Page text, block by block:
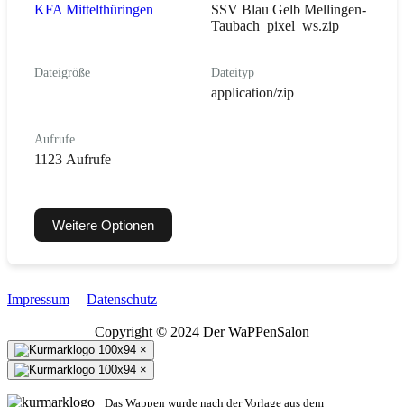
KFA Mittelthüringen
SSV Blau Gelb Mellingen-
Taubach_pixel_ws.zip
Dateigröße Dateityp
application/zip
Aufrufe
1123 Aufrufe
Weitere Optionen
Impressum | Datenschutz
Copyright © 2024 Der WaPPenSalon
×
×
Das Wappen wurde nach der Vorlage aus dem